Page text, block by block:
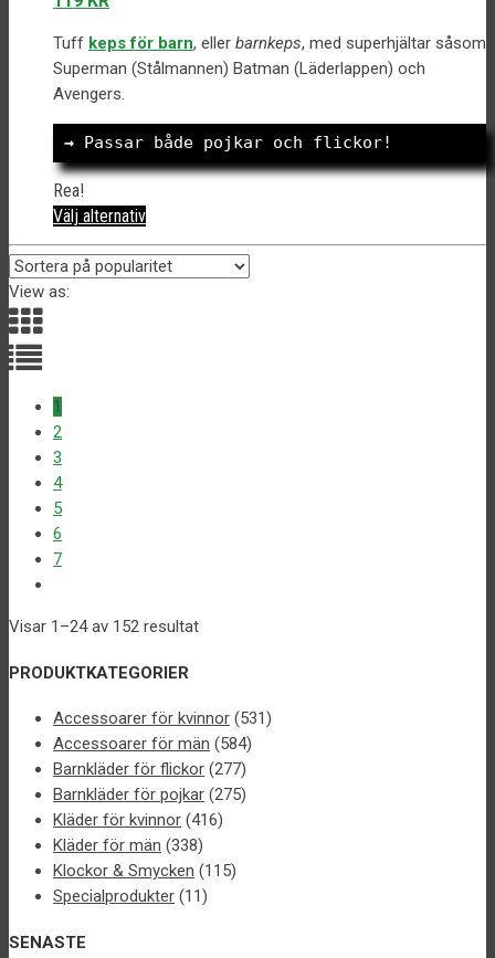
De
olika
alternativen
väljas
på
produktsidan
priset
var:
229 kr.
priset
är:
119 kr.
Tuff keps för barn, eller barnkeps, med superhjältar såsom
Superman (Stålmannen) Batman (Läderlappen) och
Avengers.
→ Passar både pojkar och flickor!
Rea!
Välj alternativDen
produkten
har
View as:
1
2
3
4
5
6
7
Visar 1–24 av 152 resultat
PRODUKTKATEGORIER
Accessoarer för kvinnor (531)
Accessoarer för män (584)
Barnkläder för flickor (277)
Barnkläder för pojkar (275)
Kläder för kvinnor (416)
Kläder för män (338)
Klockor & Smycken (115)
Specialprodukter (11)
SENASTE